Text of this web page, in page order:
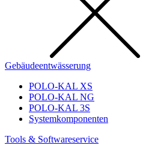
Gebäudeentwässerung
POLO-KAL XS
POLO-KAL NG
POLO-KAL 3S
Systemkomponenten
Tools & Softwareservice